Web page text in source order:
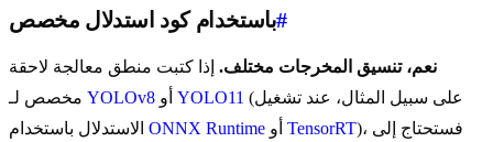
باستخدام كود استدلال مخصص#
نعم، تنسيق المخرجات مختلف. إذا كتبت منطق معالجة لاحقة
YOLOv8 YOLO11 (على سبيل المثال، عند تشغيل
ONNX Runtime TensorRT)، فستحتاج إلى